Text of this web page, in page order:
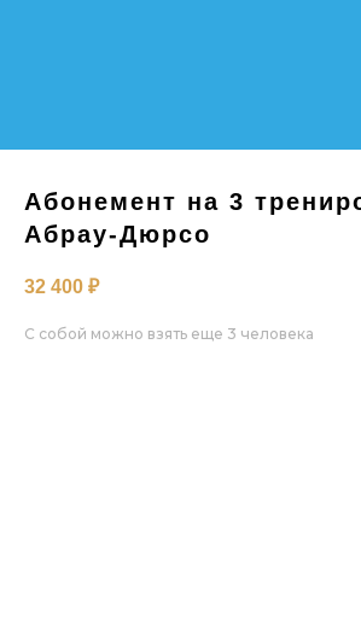
Абонемент на 3
Абрау-Дюрсо
32 400 ₽
С собой можно взять еще 3 человека